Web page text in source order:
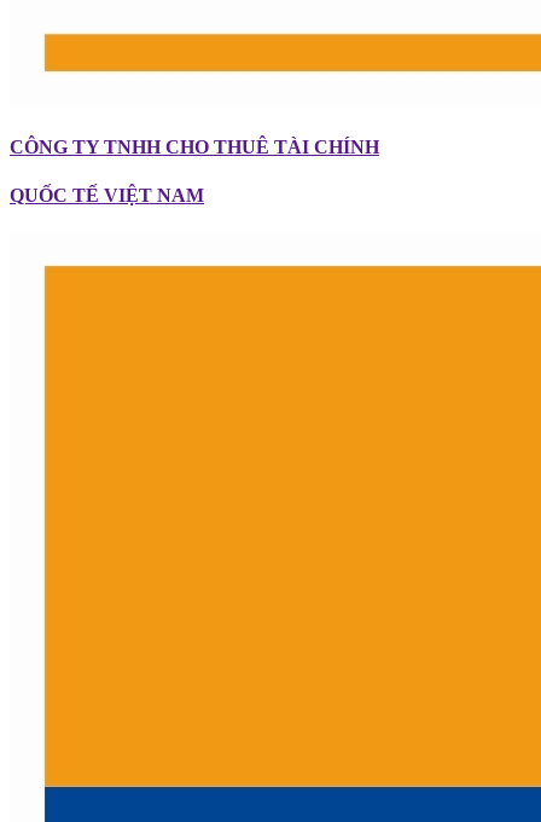
CÔNG TY TNHH CHO THUÊ TÀI CHÍNH
QUỐC TẾ VIỆT NAM